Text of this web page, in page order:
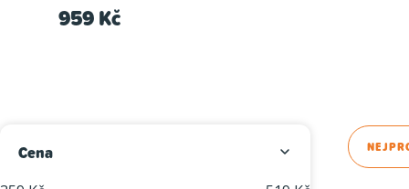
959 Kč
o
Cena
Ř
a